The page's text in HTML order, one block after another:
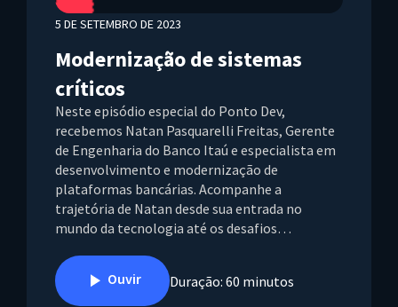
5 DE SETEMBRO DE 2023
Modernização de sistemas
críticos
Neste episódio especial do Ponto Dev,
recebemos Natan Pasquarelli Freitas, Gerente
de Engenharia do Banco Itaú e especialista em
desenvolvimento e modernização de
plataformas bancárias. Acompanhe a
trajetória de Natan desde sua entrada no
mundo da tecnologia até os desafios…
Ouvir Duração: 60 minutos